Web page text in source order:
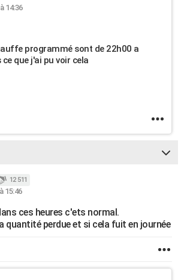
14:36
programmé sont de 22h00 a
que j'ai pu voir cela
12 511
15:46
ces heures c'ets normal.
quantité perdue et si cela fuit en journée